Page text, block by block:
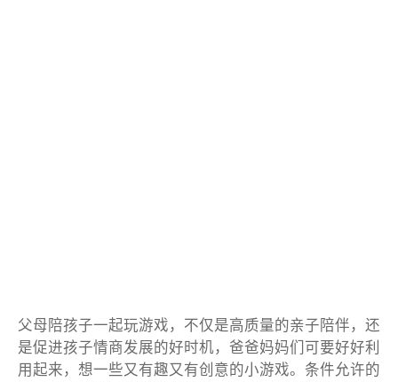
父母陪孩子一起玩游戏，不仅是高质量的亲子陪伴，还
是促进孩子情商发展的好时机，爸爸妈妈们可要好好利
用起来，想一些又有趣又有创意的小游戏。条件允许的